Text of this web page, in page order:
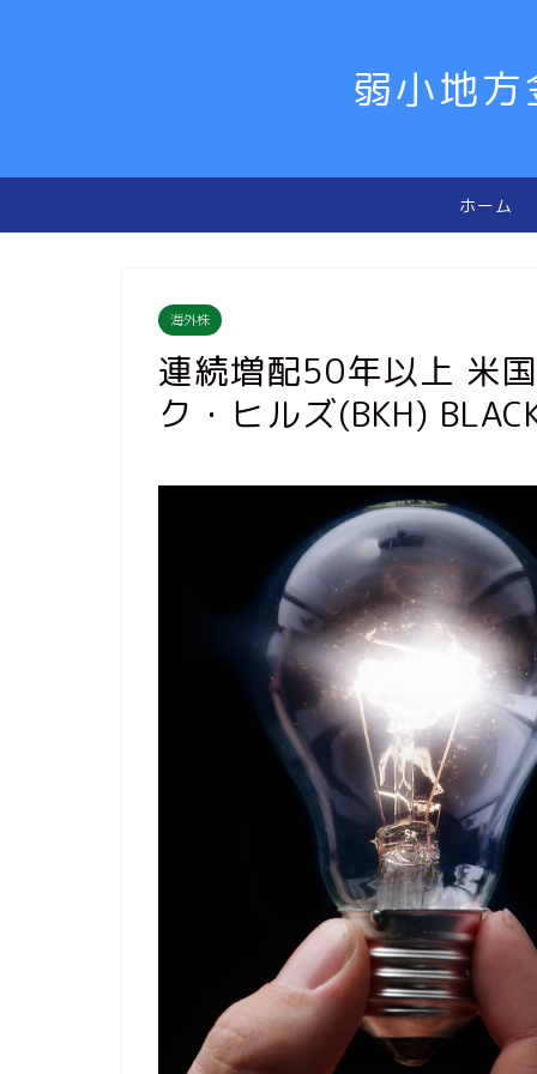
弱小地
ホーム
海外株
連続増配50年以上 米
ク・ヒルズ(BKH)